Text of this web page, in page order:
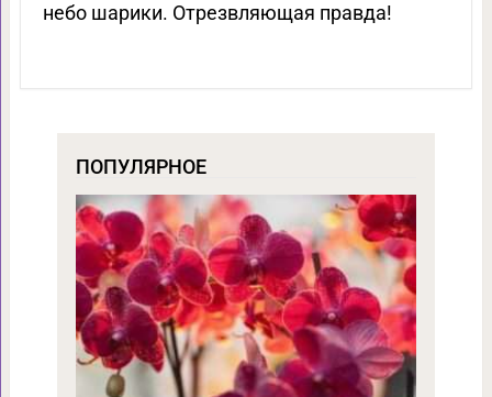
небо шарики. Отрезвляющая правда!
ПОПУЛЯРНОЕ